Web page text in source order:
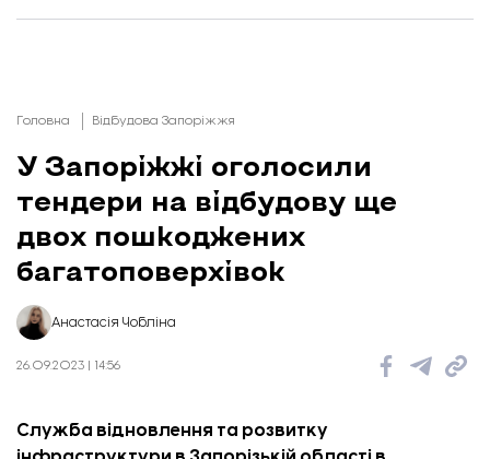
Головна Відбудова Запоріжжя
У Запоріжжі оголосили
тендери на відбудову ще
двох пошкоджених
багатоповерхівок
Анастасія Чобліна
26.09.2023 | 14:56
Служба відновлення та розвитку